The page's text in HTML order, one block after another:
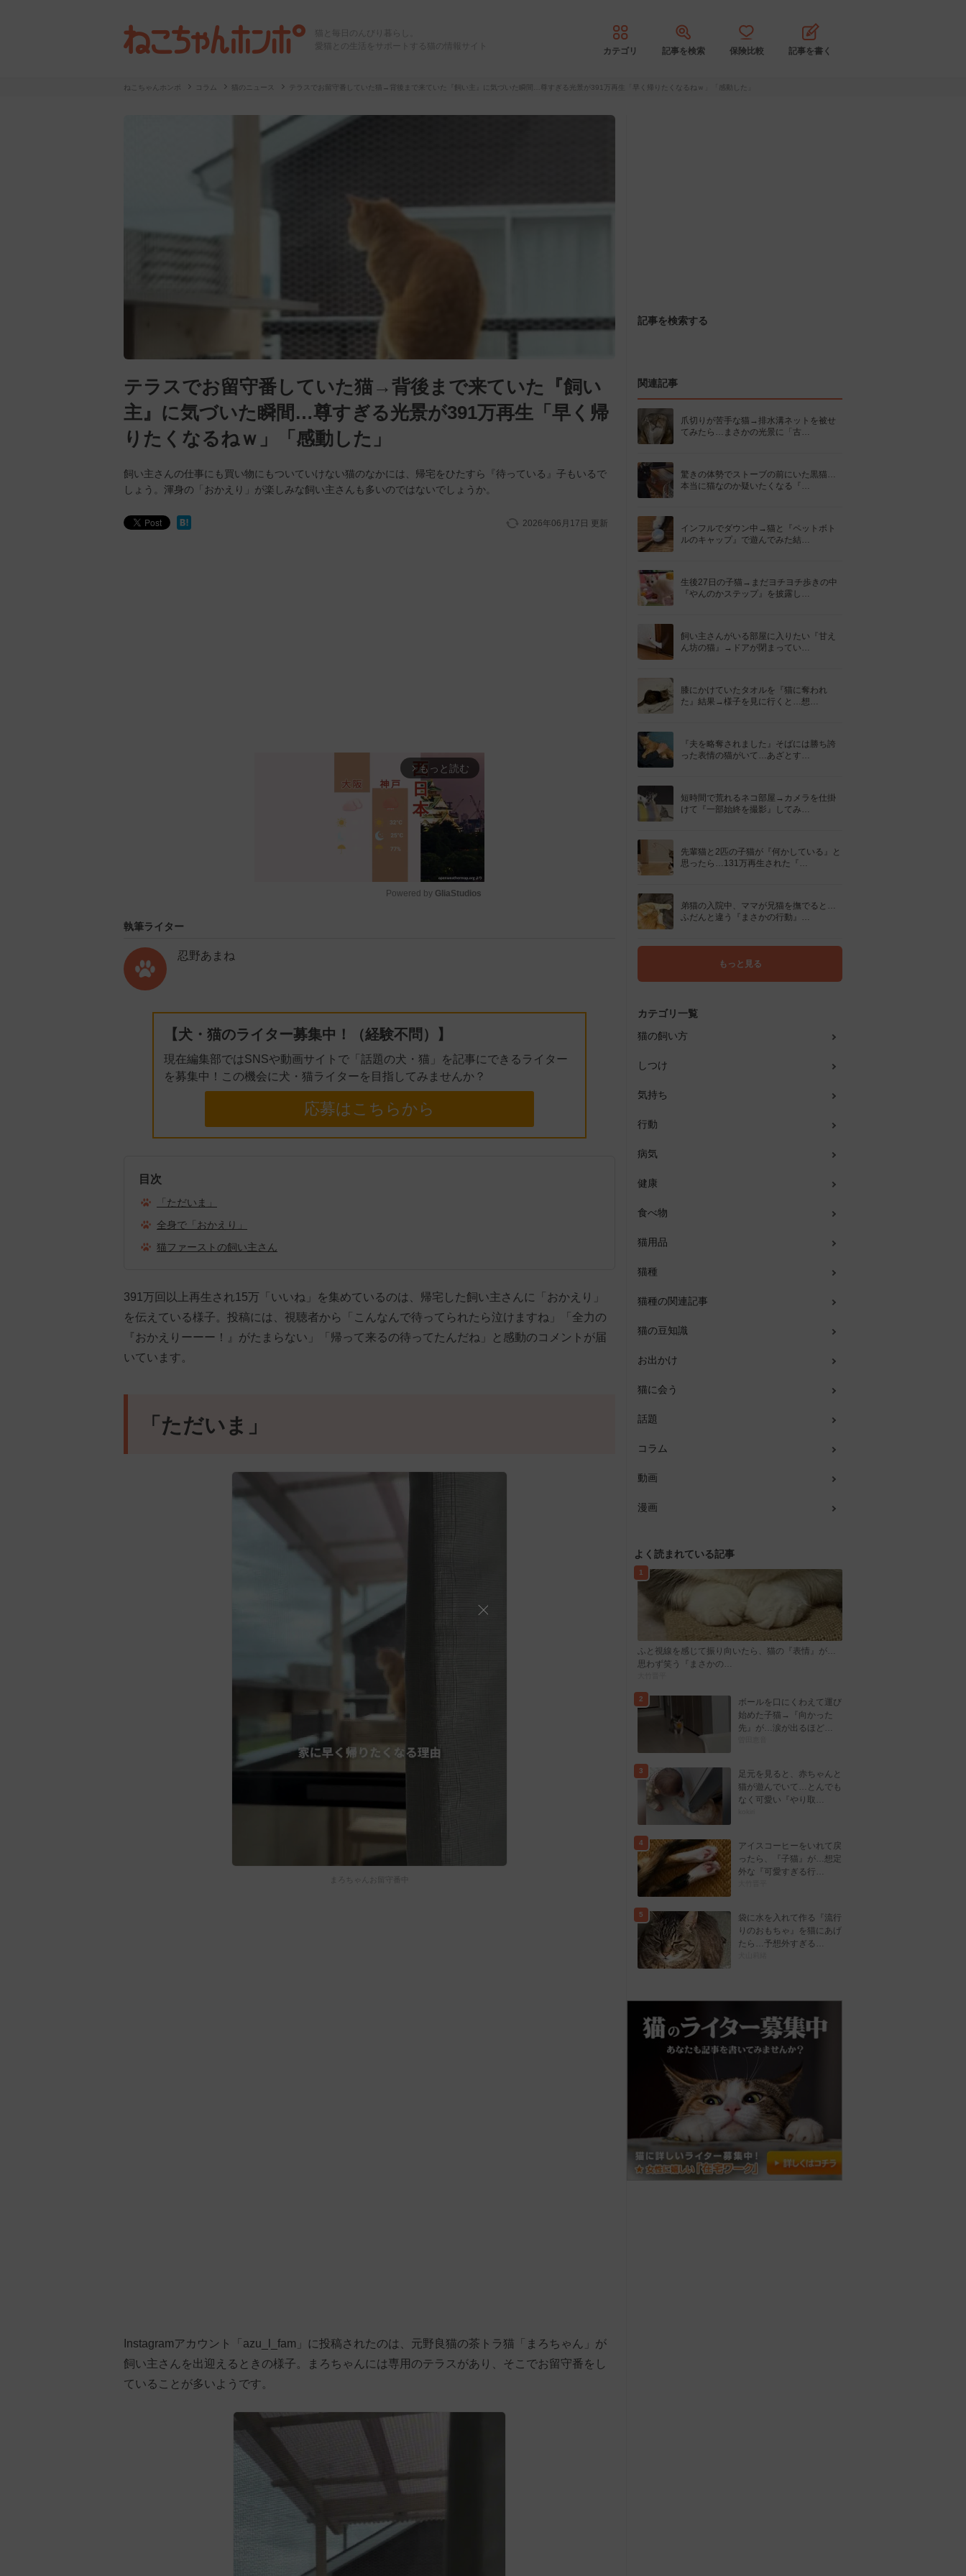
猫と毎日のんびり暮らし。
愛猫との生活をサポートする猫の情報サイト
カテゴリ 記事を検索 保険比較 記事を書く
ねこちゃんホンポ コラム 猫のニュース テラスでお留守番していた猫→背後まで来ていた『飼い主』に気づいた瞬間…尊すぎる光景が391万再生「早く帰りたくなるねｗ」「感動した」
テラスでお留守番していた猫→背後まで来ていた『飼い
主』に気づいた瞬間…尊すぎる光景が391万再生「早く帰
りたくなるねｗ」「感動した」
飼い主さんの仕事にも買い物にもついていけない猫のなかには、帰宅をひたすら『待っている』子もいるで
しょう。渾身の「おかえり」が楽しみな飼い主さんも多いのではないでしょうか。
2026年06月17日 更新
arrow_forward_ios もっと読む
Powered by GliaStudios
執筆ライター
忍野あまね
【犬・猫のライター募集中！（経験不問）】
現在編集部ではSNSや動画サイトで「話題の犬・猫」を記事にできるライター
を募集中！この機会に犬・猫ライターを目指してみませんか？
応募はこちらから
目次
「ただいま」
全身で「おかえり」
猫ファーストの飼い主さん
391万回以上再生され15万「いいね」を集めているのは、帰宅した飼い主さんに「おかえり」
を伝えている様子。投稿には、視聴者から「こんなんで待ってられたら泣けますね」「全力の
『おかえりーーー！』がたまらない」「帰って来るの待ってたんだね」と感動のコメントが届
いています。
「ただいま」
Instagramアカウント「azu_l_fam」に投稿されたのは、元野良猫の茶トラ猫「まろちゃん」が
飼い主さんを出迎えるときの様子。まろちゃんには専用のテラスがあり、そこでお留守番をし
ていることが多いようです。
記事を検索する
関連記事
爪切りが苦手な猫→排水溝ネットを被せ
てみたら…まさかの光景に「古…
驚きの体勢でストーブの前にいた黒猫…
本当に猫なのか疑いたくなる『…
インフルでダウン中→猫と『ペットボト
ルのキャップ』で遊んでみた結…
生後27日の子猫→まだヨチヨチ歩きの中
『やんのかステップ』を披露し…
飼い主さんがいる部屋に入りたい『甘え
ん坊の猫』→ドアが閉まってい…
膝にかけていたタオルを『猫に奪われ
た』結果→様子を見に行くと…想…
『夫を略奪されました』そばには勝ち誇
った表情の猫がいて…あざとす…
短時間で荒れるネコ部屋→カメラを仕掛
けて『一部始終を撮影』してみ…
先輩猫と2匹の子猫が『何かしている』と
思ったら…131万再生された『…
弟猫の入院中、ママが兄猫を撫でると…
ふだんと違う『まさかの行動』…
もっと見る
カテゴリ一覧
猫の飼い方
しつけ
気持ち
行動
病気
健康
食べ物
猫用品
猫種
猫種の関連記事
猫の豆知識
お出かけ
猫に会う
話題
コラム
動画
漫画
よく読まれている記事
1
ふと視線を感じて振り向いたら、猫の『表情』が…
思わず笑う『まさかの…
2
ボールを口にくわえて運び
始めた子猫→『向かった
先』が…涙が出るほど…
3
足元を見ると、赤ちゃんと
猫が遊んでいて…とんでも
なく可愛い『やり取…
4
アイスコーヒーをいれて戻
ったら、『子猫』が…想定
外な『可愛すぎる行…
5
袋に水を入れて作る『流行
りのおもちゃ』を猫にあげ
たら…予想外すぎる…